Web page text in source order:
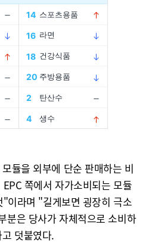
듈을 외부에 단순 판매하는 비
쪽에서 자가소비되는 모듈
이라며 "길게보면 굉장히 극소
분은 당사가 자체적으로 소비하
덧붙였다.